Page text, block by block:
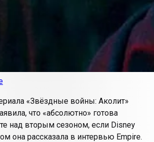
«Звёздные войны: Аколит»
что «абсолютно» готова
над вторым сезоном, если Disney
она рассказала в интервью Empire.